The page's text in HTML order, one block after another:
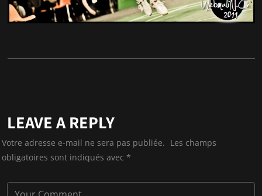
LEAVE A REPLY
Votre adresse e-mail ne sera pas publiée. Les champs
obligatoires sont indiqués avec *